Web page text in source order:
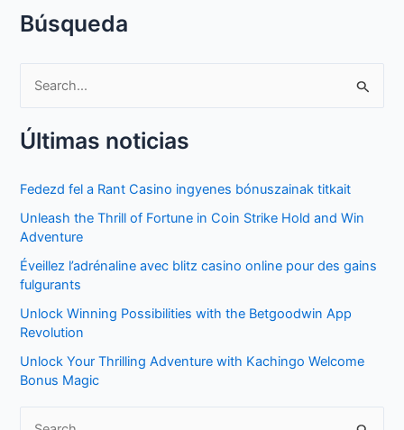
Búsqueda
a
c
h
f
o
:
Últimas noticias
Fedezd fel a Rant Casino ingyenes bónuszainak titkait
Unleash the Thrill of Fortune in Coin Strike Hold and Win
Adventure
Éveillez l’adrénaline avec blitz casino online pour des gains
fulgurants
Unlock Winning Possibilities with the Betgoodwin App
Revolution
Unlock Your Thrilling Adventure with Kachingo Welcome
Bonus Magic